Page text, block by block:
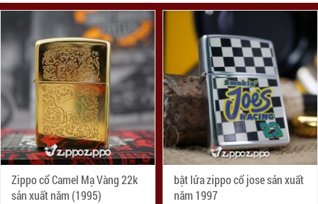
Zippo cổ Camel Mạ Vàng 22k
sản xuất năm (1995)
bật lửa zippo cổ jose sản xuất
năm 1997